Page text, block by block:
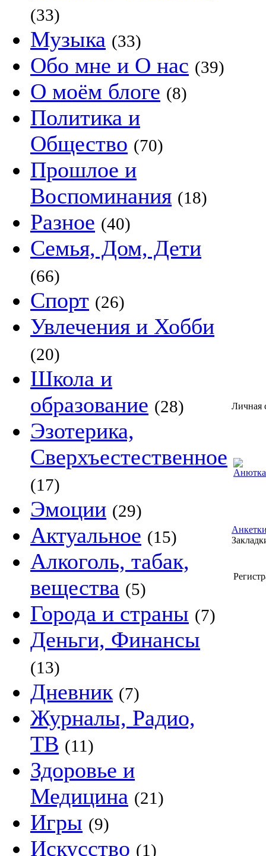
(33)
Музыка (33)
Обо мне и О нас (39)
О моём блоге (8)
Политика и
Общество (70)
Прошлое и
Воспоминания (18)
Разное (40)
Семья, Дом, Дети
(66)
Спорт (26)
Увлечения и Хобби
(20)
Школа и
образование (28)
Эзотерика,
Сверхъестественное
(17)
Эмоции (29)
Актуальное (15)
Алкоголь, табак,
вещества (5)
Города и страны (7)
Деньги, Финансы
(13)
Дневник (7)
Журналы, Радио,
ТВ (11)
Здоровье и
Медицина (21)
Игры (9)
Искусство (1)
Личная